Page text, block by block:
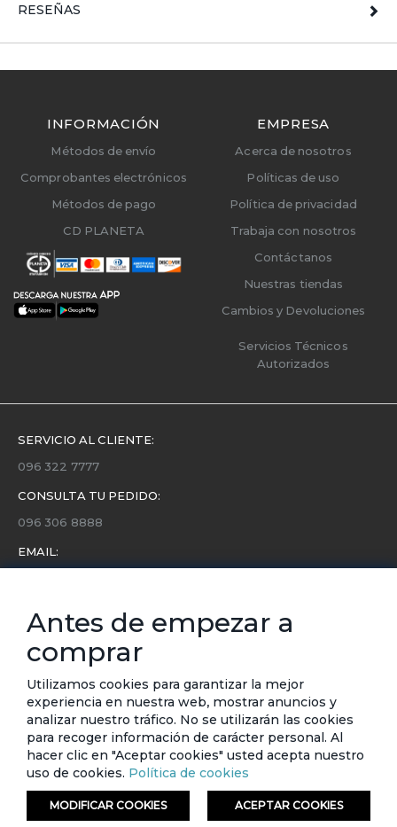
RESEÑAS
INFORMACIÓN
Métodos de envío
Comprobantes electrónicos
Métodos de pago
CD PLANETA
EMPRESA
Acerca de nosotros
Políticas de uso
Política de privacidad
Trabaja con nosotros
Contáctanos
Nuestras tiendas
Cambios y Devoluciones
Servicios Técnicos
Autorizados
SERVICIO AL CLIENTE:
096 322 7777
CONSULTA TU PEDIDO:
096 306 8888
EMAIL:
Conoce toda la información sobre últimas colecciones,
eventos y ofertas.
Subscríbete a nuestro newsletter
SUSCRIBIRSE
© ETAFASHION 2023. Todos los derechos reservados.
Antes de empezar a
comprar
Utilizamos cookies para garantizar la mejor
experiencia en nuestra web, mostrar anuncios y
analizar nuestro tráfico. No se utilizarán las cookies
para recoger información de carácter personal. Al
hacer clic en "Aceptar cookies" usted acepta nuestro
uso de cookies. Política de cookies
MODIFICAR COOKIES ACEPTAR COOKIES